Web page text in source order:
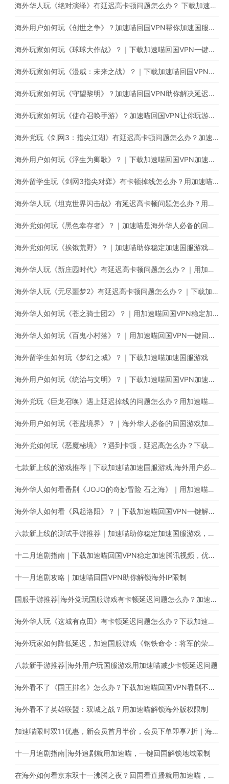
海外华人玩《绝对演绎》有延迟高卡顿问题怎么办？ 下载加速喵回国VPN提升游戏体验
海外用户如何玩《创世之争》？加速喵回国VPN帮你加速国服游戏
海外玩家如何玩《球球大作战》？｜下载加速喵回国VPN一键加速回国提高游戏体验
海外玩家如何玩《漫威：未来之战》？｜下载加速喵回国VPN减少卡顿延迟问题
海外玩家如何玩《守望黎明》？加速喵回国VPN助你解决延迟高卡顿问题
海外玩家如何玩《使命召唤手游》？加速喵回国VPN让你玩游戏的同时直播听音乐
海外党玩《剑网3：指尖江湖》有延迟高卡顿问题怎么办？加速喵助你稳定加速国服游戏
海外用户如何玩《浮生为卿歌》？｜下载加速喵回国VPN加速国服游戏减少卡顿延迟问题
海外留学生玩《剑网3指尖对弈》有卡顿掉线怎么办？用加速喵一键回国稳定加速
海外华人玩《坦克世界闪击战》有延迟高卡顿问题怎么办？用加速喵一键回国稳定加速
海外党如何玩《黑色幸存者》？｜加速喵是海外华人必备的回国游戏加速器
海外党如何玩《挨饿荒野》？｜加速喵助你稳定加速国服游戏，减少延迟卡顿问题
海外华人玩《新庄园时代》有延迟高卡顿问题怎么办？｜用加速喵一键回国稳定加速国服游戏
海外华人玩《无尽噩梦2》有延迟高卡顿问题怎么办？｜下载加速喵回国VPN提升游戏体验
海外华人如何玩《苍之骑士团2》？｜用加速喵回国VPN稳定加速国服游戏
海外华人如何玩《百鬼小村落》？｜用加速喵回国VPN一键回国游戏加速
海外留学生如何玩《梦幻之城》？｜下载加速喵加速国服游戏
海外用户如何玩《统治与文明》？｜下载加速喵回国VPN加速国服游戏减少卡顿延迟问题
海外党玩《巨龙召唤》遇上延迟掉线的问题怎么办？用加速喵一键回国稳定加速
海外用户如何玩《苍蓝境界》？｜海外华人必备的回国游戏加速器
海外党如何玩《恶魔秘境》？遇到卡顿，延迟高怎么办？下载加速喵稳定加速国服游戏
七款新上线的游戏推荐｜下载加速喵加速国服游戏,海外用户必备的回国加速器
海外华人如何看番剧《JOJO的奇妙冒险 石之海》｜用加速喵回国VPN解锁哔哩哔哩地域限制
海外华人如何看《风起洛阳》？｜下载加速喵回国VPN一键解锁海外IP限制
六款新上线的测试手游推荐｜加速喵助你稳定加速国服游戏，减少延迟卡顿问题
十二月追剧指南｜下载加速喵回国VPN稳定加速腾讯视频，优酷，爱奇艺，芒果TV等平台
十一月追剧攻略｜加速喵回国VPN助你解锁海外IP限制
国服手游推荐|海外党玩国服游戏有卡顿延迟问题怎么办？加速喵回国VPN助你稳定加速国服游戏
海外华人玩《这城有点田》有卡顿延迟问题怎么办？下载加速喵稳定加速国内游戏
海外玩家如何降低延迟，加速国服游戏《钢铁命令：将军的荣耀3》?
八款新手游推荐|海外用户玩国服游戏用加速喵减少卡顿延迟问题
海外看不了《国王排名》怎么办？下载加速喵回国VPN看剧不受限
海外看不了英雄联盟：双城之战？用加速喵解锁海外版权限制
加速喵限时双11优惠，新会员首月半价，会员下单即享7折｜海外华人必备的回国游戏加速器
十一月追剧指南|海外追剧就用加速喵，一键回国解锁地域限制
在海外如何看京东双十一沸腾之夜？回国看直播就用加速喵，一键解锁海外版权限制